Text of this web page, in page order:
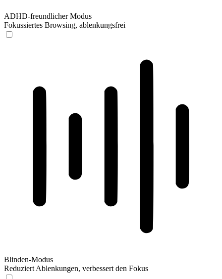
ADHD-freundlicher Modus
Fokussiertes Browsing, ablenkungsfrei
Blinden-Modus
Reduziert Ablenkungen, verbessert den Fokus